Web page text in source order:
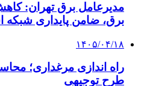
برق، ضامن پایداری
۱۴۰۵/۰۴/۱۸
راه اندازی مرغداری؛
طرح توجیهی